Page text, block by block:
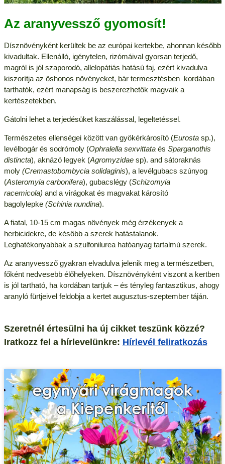
Az aranyvessző gyomosít!
Dísznövényként kerültek be az európai kertekbe, ahonnan később
kivadultak. Ellenálló, igénytelen, rizómáival gyorsan terjedő,
magról is jól szaporodó, allelopátiás hatású faj, ezért kivadulva
kiszorítja az őshonos növényeket, bár termesztésben kordában
tarthatók, ezért manapság is beszerezhetők magvaik a
kertészetekben.
Gátolni lehet a terjedésüket kaszálással, legeltetéssel.
Természetes ellenségei között van gyökérkárosító (Eurostasp.),
levélbogár és sodrómoly (Ophralella sexvittata és Sparganothis
distincta), aknázó legyek (Agromyzidae sp). and sátoraknás
moly(Cremastobombycia solidaginis), a levélgubacs szúnyog
(Asteromyia carbonifera), gubacslégy (Schizomyia
racemicola) and a virágokat és magvakat károsító
bagolylepke (Schinia nundina).
A fiatal, 10-15 cm magas növények még érzékenyek a
herbicidekre, de később a szerek hatástalanok.
Leghatékonyabbak a szulfonilurea hatóanyag tartalmú szerek.
Az aranyvessző gyakran elvadulva jelenik meg a természetben,
főként nedvesebb élőhelyeken. Dísznövényként viszont a kertben
is jól tartható, ha kordában tartjuk – és tényleg fantasztikus, ahogy
aranyló fürtjeivel feldobja a kertet augusztus-szeptember táján.
Szeretnél értesülni ha új cikket teszünk közzé?
Iratkozz fel a hírlevelünkre: Hírlevél feliratkozás